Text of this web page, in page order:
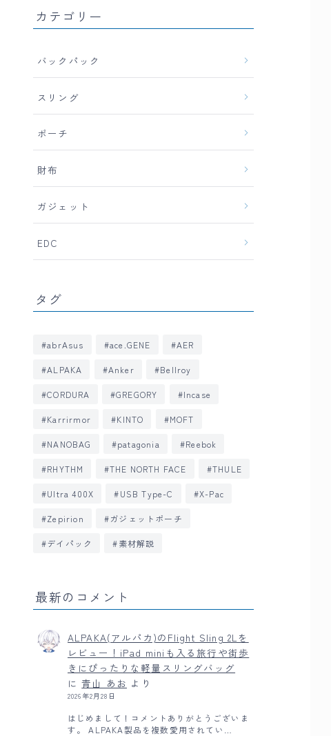
カテゴリー
バックパック
スリング
ポーチ
財布
ガジェット
EDC
タグ
abrAsus ace.GENE AER
ALPAKA Anker Bellroy
CORDURA GREGORY Incase
Karrirmor KINTO MOFT
NANOBAG patagonia Reebok
RHYTHM THE NORTH FACE THULE
Ultra 400X USB Type-C X-Pac
Zepirion ガジェットポーチ
デイパック 素材解説
最新のコメント
ALPAKA(アルパカ)のFlight Sling 2Lを
レビュー！iPad miniも入る旅行や街歩
きにぴったりな軽量スリングバッグ
に青山 あお より
2026年2月28日
はじめまして！コメントありがとうございま
す。 ALPAKA製品を複数愛用されてい…